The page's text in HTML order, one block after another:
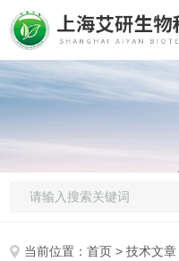
当前位置：首页 >技术文章